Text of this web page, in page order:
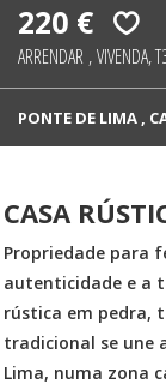
220 €
ARRENDAR ,VIVENDA,
PONTE DE LIMA ,
CASA
Propriedade para
autenticidade e a
rústica em pedra,
tradicional se une
Lima, numa zona